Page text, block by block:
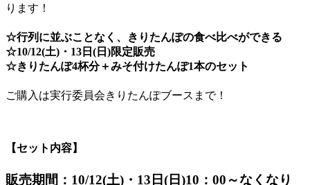
ります！
☆行列に並ぶことなく、きりたんぽの食べ比べができる
☆10/12(土)・13日(日)限定販売
☆きりたんぽ4杯分＋みそ付けたんぽ1本のセット
ご購入は実行委員会きりたんぽブースまで！
【セット内容】
販売期間：10/12(土)・13日(日)10：00～なくなり